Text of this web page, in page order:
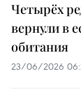
Четырёх
вернули в
обитания
23/06/2026